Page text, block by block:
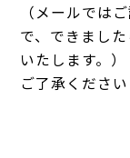
（メールでは
で、できまし
いたします。
ご了承くださ